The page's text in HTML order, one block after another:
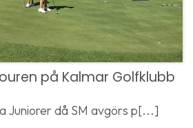
på Kalmar Golfklubb
Juniorer då SM avgörs p[...]